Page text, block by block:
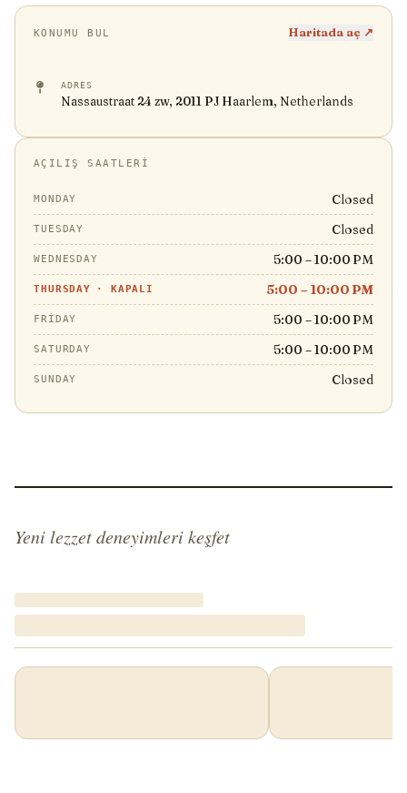
KONUMU BUL Haritada aç ↗
ADRES
Nassaustraat 24 zw, 2011 PJ Haarlem, Netherlands
AÇILIŞ SAATLERI
MONDAY Closed
TUESDAY Closed
WEDNESDAY 5:00 – 10:00 PM
THURSDAY · KAPALI 5:00 – 10:00 PM
FRIDAY 5:00 – 10:00 PM
SATURDAY 5:00 – 10:00 PM
SUNDAY Closed
Yeni lezzet deneyimleri keşfet